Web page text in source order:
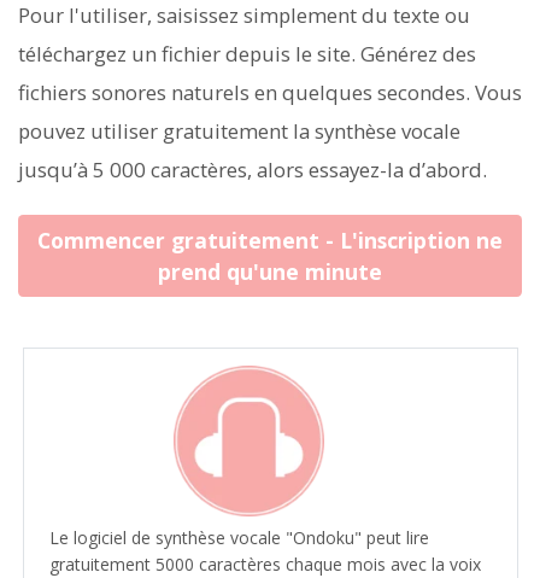
Pour l'utiliser, saisissez simplement du texte ou
téléchargez un fichier depuis le site. Générez des
fichiers sonores naturels en quelques secondes. Vous
pouvez utiliser gratuitement la synthèse vocale
jusqu’à 5 000 caractères, alors essayez-la d’abord.
Commencer gratuitement - L'inscription ne
prend qu'une minute
Le logiciel de synthèse vocale "Ondoku" peut lire
gratuitement 5000 caractères chaque mois avec la voix